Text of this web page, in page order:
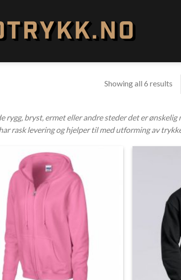
Showing all 6 results
bryst, ermet eller andre steder det er ønskelig
rask levering og hjelper til med utforming av